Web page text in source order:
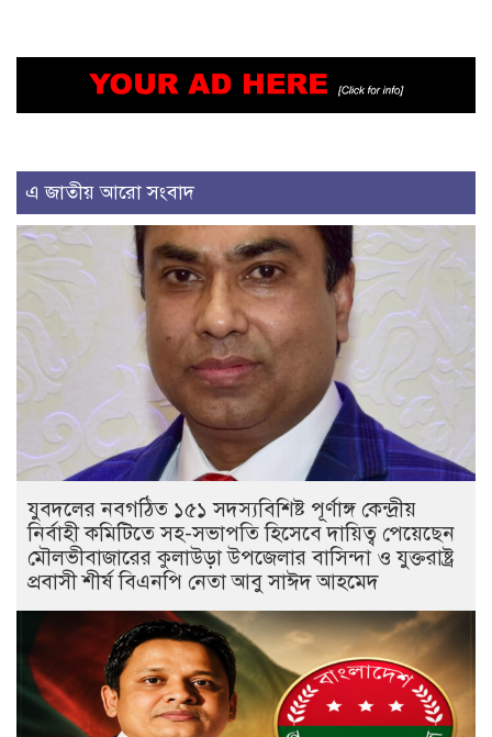
এ জাতীয় আরো সংবাদ
যুবদলের নবগঠিত ১৫১ সদস্যবিশিষ্ট পূর্ণাঙ্গ কেন্দ্রীয়
নির্বাহী কমিটিতে সহ-সভাপতি হিসেবে দায়িত্ব পেয়েছেন
মৌলভীবাজারের কুলাউড়া উপজেলার বাসিন্দা ও যুক্তরাষ্ট্র
প্রবাসী শীর্ষ বিএনপি নেতা আবু সাঈদ আহমেদ